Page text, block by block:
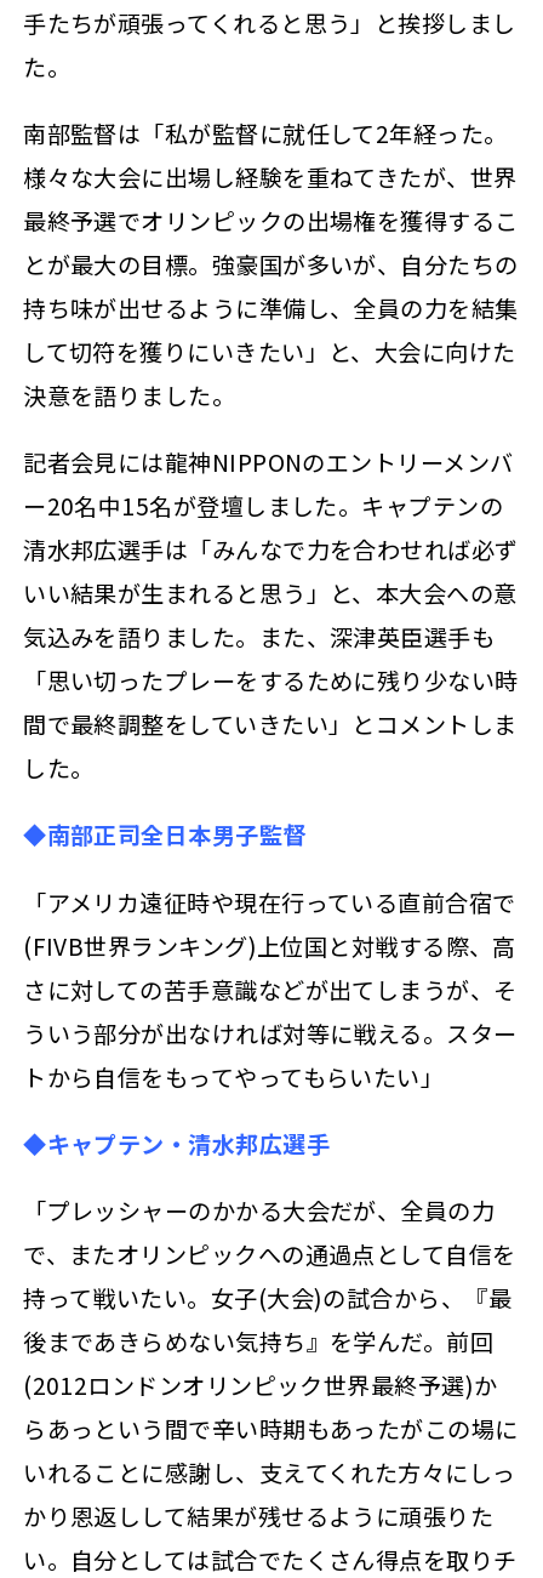
手たちが頑張ってくれると思う」と挨拶しまし
た。
南部監督は「私が監督に就任して2年経った。
様々な大会に出場し経験を重ねてきたが、世界
最終予選でオリンピックの出場権を獲得するこ
とが最大の目標。強豪国が多いが、自分たちの
持ち味が出せるように準備し、全員の力を結集
して切符を獲りにいきたい」と、大会に向けた
決意を語りました。
記者会見には龍神NIPPONのエントリーメンバ
ー20名中15名が登壇しました。キャプテンの
清水邦広選手は「みんなで力を合わせれば必ず
いい結果が生まれると思う」と、本大会への意
気込みを語りました。また、深津英臣選手も
「思い切ったプレーをするために残り少ない時
間で最終調整をしていきたい」とコメントしま
した。
◆南部正司全日本男子監督
「アメリカ遠征時や現在行っている直前合宿で
(FIVB世界ランキング)上位国と対戦する際、高
さに対しての苦手意識などが出てしまうが、そ
ういう部分が出なければ対等に戦える。スター
トから自信をもってやってもらいたい」
◆キャプテン・清水邦広選手
「プレッシャーのかかる大会だが、全員の力
で、またオリンピックへの通過点として自信を
持って戦いたい。女子(大会)の試合から、『最
後まであきらめない気持ち』を学んだ。前回
(2012ロンドンオリンピック世界最終予選)か
らあっという間で辛い時期もあったがこの場に
いれることに感謝し、支えてくれた方々にしっ
かり恩返しして結果が残せるように頑張りた
い。自分としては試合でたくさん得点を取りチ